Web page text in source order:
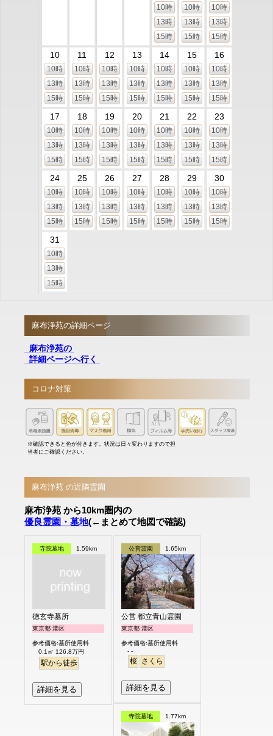
10時
13時
15時
10時
13時
15時
10時
13時
15時
10
10時
13時
15時
11
10時
13時
15時
12
10時
13時
15時
13
10時
13時
15時
14
10時
13時
15時
15
10時
13時
15時
16
10時
13時
15時
17
10時
13時
15時
18
10時
13時
15時
19
10時
13時
15時
20
10時
13時
15時
21
10時
13時
15時
22
10時
13時
15時
23
10時
13時
15時
24
10時
13時
15時
25
10時
13時
15時
26
10時
13時
15時
27
10時
13時
15時
28
10時
13時
15時
29
10時
13時
15時
30
10時
13時
15時
31
10時
13時
15時
麻布浄苑の詳細ページ
麻布浄苑の
詳細ページへ行く
コロナ対策
※確認できると色が付きます。状況は日々変わりますので担
当者にご確認ください。
麻布浄苑 の近隣霊園
麻布浄苑 から10km圏内の
優良霊園・墓地(←まとめて地図で確認)
寺院墓地 1.59km
徳玄寺墓所
東京都 港区
参考価格:墓所使用料
0.1㎡ 126.8万円
駅から徒歩
詳細を見る
公営霊園 1.65km
公営 都立青山霊園
東京都 港区
参考価格:墓所使用料
- -
桜 さくら
詳細を見る
寺院墓地 1.77km